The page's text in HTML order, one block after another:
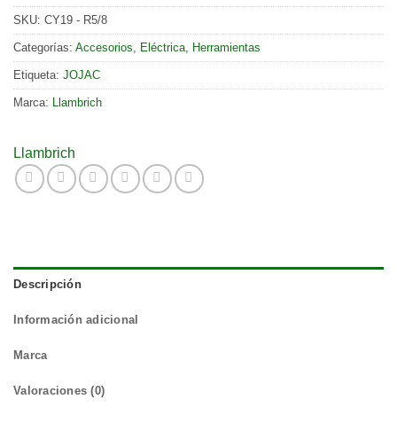
SKU: CY19 - R5/8
Categorías: Accesorios, Eléctrica, Herramientas
Etiqueta: JOJAC
Marca: Llambrich
Llambrich
Descripción
Información adicional
Marca
Valoraciones (0)